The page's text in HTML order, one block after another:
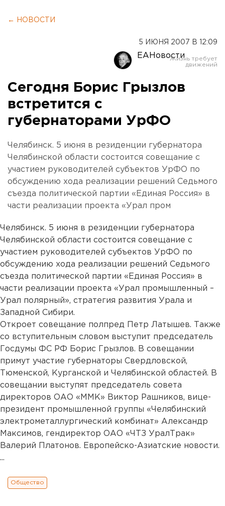
← НОВОСТИ
5 ИЮНЯ 2007 В 12:09
ЕАНовости
Сегодня Борис Грызлов
встретится с
губернаторами УрФО
Челябинск. 5 июня в резиденции губернатора
Челябинской области состоится совещание с
участием руководителей субъектов УрФО по
обсуждению хода реализации решений Седьмого
съезда политической партии «Единая Россия» в
части реализации проекта «Урал пром
Челябинск. 5 июня в резиденции губернатора
Челябинской области состоится совещание с
участием руководителей субъектов УрФО по
обсуждению хода реализации решений Седьмого
съезда политической партии «Единая Россия» в
части реализации проекта «Урал промышленный –
Урал полярный», стратегия развития Урала и
Западной Сибири.
Откроет совещание полпред Петр Латышев. Также
со вступительным словом выступит председатель
Госдумы ФС РФ Борис Грызлов. В совещании
примут участие губернаторы Свердловской,
Тюменской, Курганской и Челябинской областей. В
совещании выступят председатель совета
директоров ОАО «ММК» Виктор Рашников, вице-
президент промышленной группы «Челябинский
электрометаллургический комбинат» Александр
Максимов, гендиректор ОАО «ЧТЗ УралТрак»
Валерий Платонов. Европейско-Азиатские новости.
...
Общество